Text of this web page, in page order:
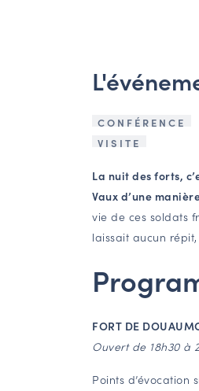
CONFÉRENCE
VISITE
La nuit des forts,
Vaux d’une
vie de ces soldats
laissait aucun
FORT DE
Ouvert de 18h30 à
Points